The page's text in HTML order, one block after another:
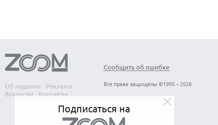
Об издании
Реклама
Вакансии
Контакты
Сообщить об ошибке
Все права защищены ©1995 – 2026
Подписаться на